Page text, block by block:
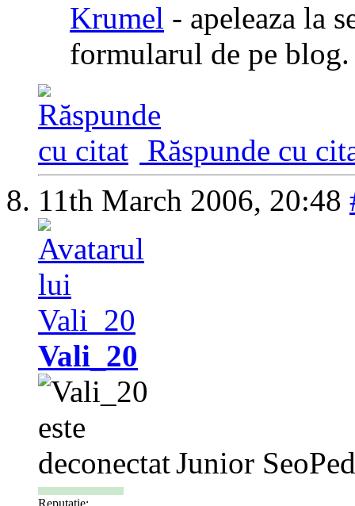
Krumel - apeleaza la
formularul de pe blog.
Răspunde cu
11th March 2006, 20:48
Vali_20
Junior